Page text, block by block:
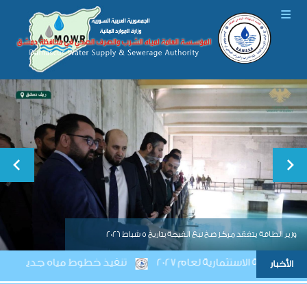
وزير الطاقة يتفقد مركز ضخ نبع الفيجة بتاريخ 5 شباط 2026
الأخبار
الاستثمارية لعام 2027 تنفيذ خطوط مياه جديدة لتعزيز